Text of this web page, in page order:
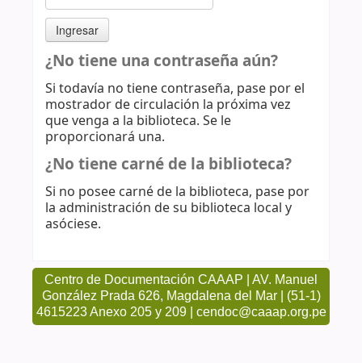
¿No tiene una contraseña aún?
Si todavía no tiene contraseña, pase por el
mostrador de circulación la próxima vez
que venga a la biblioteca. Se le
proporcionará una.
¿No tiene carné de la biblioteca?
Si no posee carné de la biblioteca, pase por
la administración de su biblioteca local y
asóciese.
Centro de Documentación CAAAP | AV. Manuel
González Prada 626, Magdalena del Mar | (51-1)
4615223 Anexo 205 y 209 | cendoc@caaap.org.pe